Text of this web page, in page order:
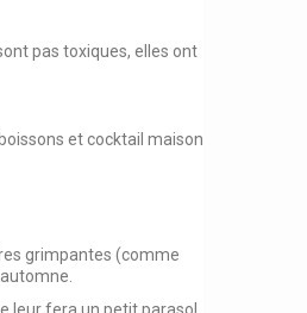
pas toxiques, elles ont
et cocktail maison
grimpantes (comme